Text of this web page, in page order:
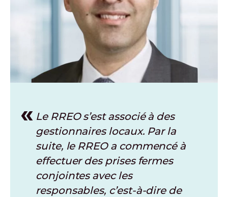
Le RREO s’est associé à des
gestionnaires locaux. Par la
suite, le RREO a commencé à
effectuer des prises fermes
conjointes avec les
responsables, c’est-à-dire de